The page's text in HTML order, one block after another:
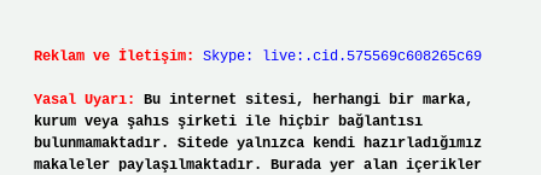
Reklam ve İletişim: Skype: live:.cid.575569c608265c69
Yasal Uyarı:
Bu internet sitesi, herhangi bir marka,
kurum veya şahıs şirketi ile hiçbir bağlantısı
bulunmamaktadır. Sitede yalnızca kendi hazırladığımız
makaleler paylaşılmaktadır. Burada yer alan içerikler